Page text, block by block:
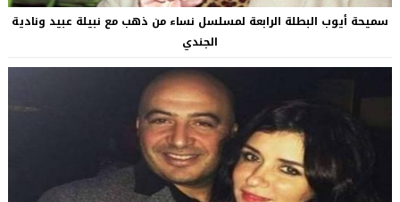
سميحة أيوب البطلة الرابعة لمسلسل نساء من ذهب مع نبيلة عبيد ونادية
الجندي